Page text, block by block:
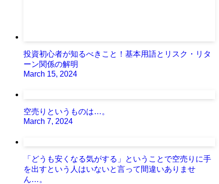
投資初心者が知るべきこと！基本用語とリスク・リタ
ーン関係の解明
March 15, 2024
空売りというものは…。
March 7, 2024
「どうも安くなる気がする」ということで空売りに手
を出すという人はいないと言って間違いありませ
ん…。